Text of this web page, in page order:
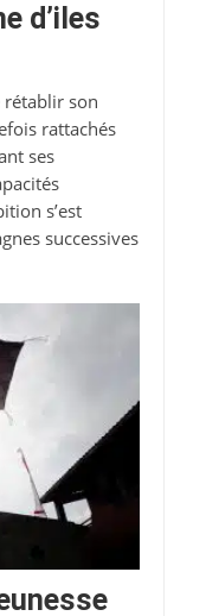
d’iles
rétablir son
rattachés
ses
s’est
successives